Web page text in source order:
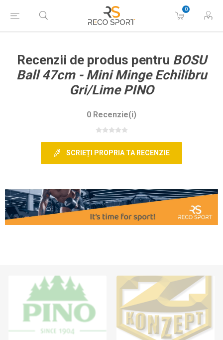
0
Recenzii de produs pentru BOSU
Ball 47cm - Mini Minge Echilibru
Gri/Lime PINO
0 Recenzie(i)
SCRIEȚI PROPRIA TA RECENZIE